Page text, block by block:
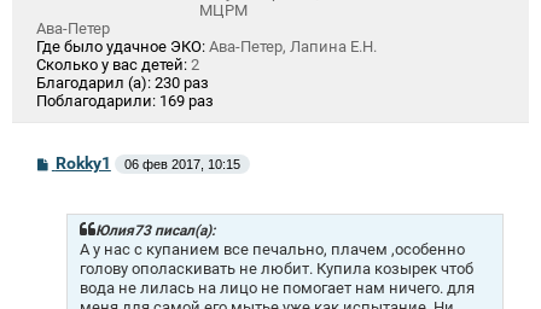
МЦРМ
Ава-Петер
Где было удачное ЭКО: Ава-Петер, Лапина Е.Н.
Сколько у вас детей: 2
Благодарил (а): 230 раз
Поблагодарили: 169 раз
СRokky1 06 фев 2017, 10:15
Юлия73 писал(а):
А у нас с купанием все печально, плачем ,особенно
голову ополаскивать не любит. Купила козырек чтоб
вода не лилась на лицо не помогает нам ничего. для